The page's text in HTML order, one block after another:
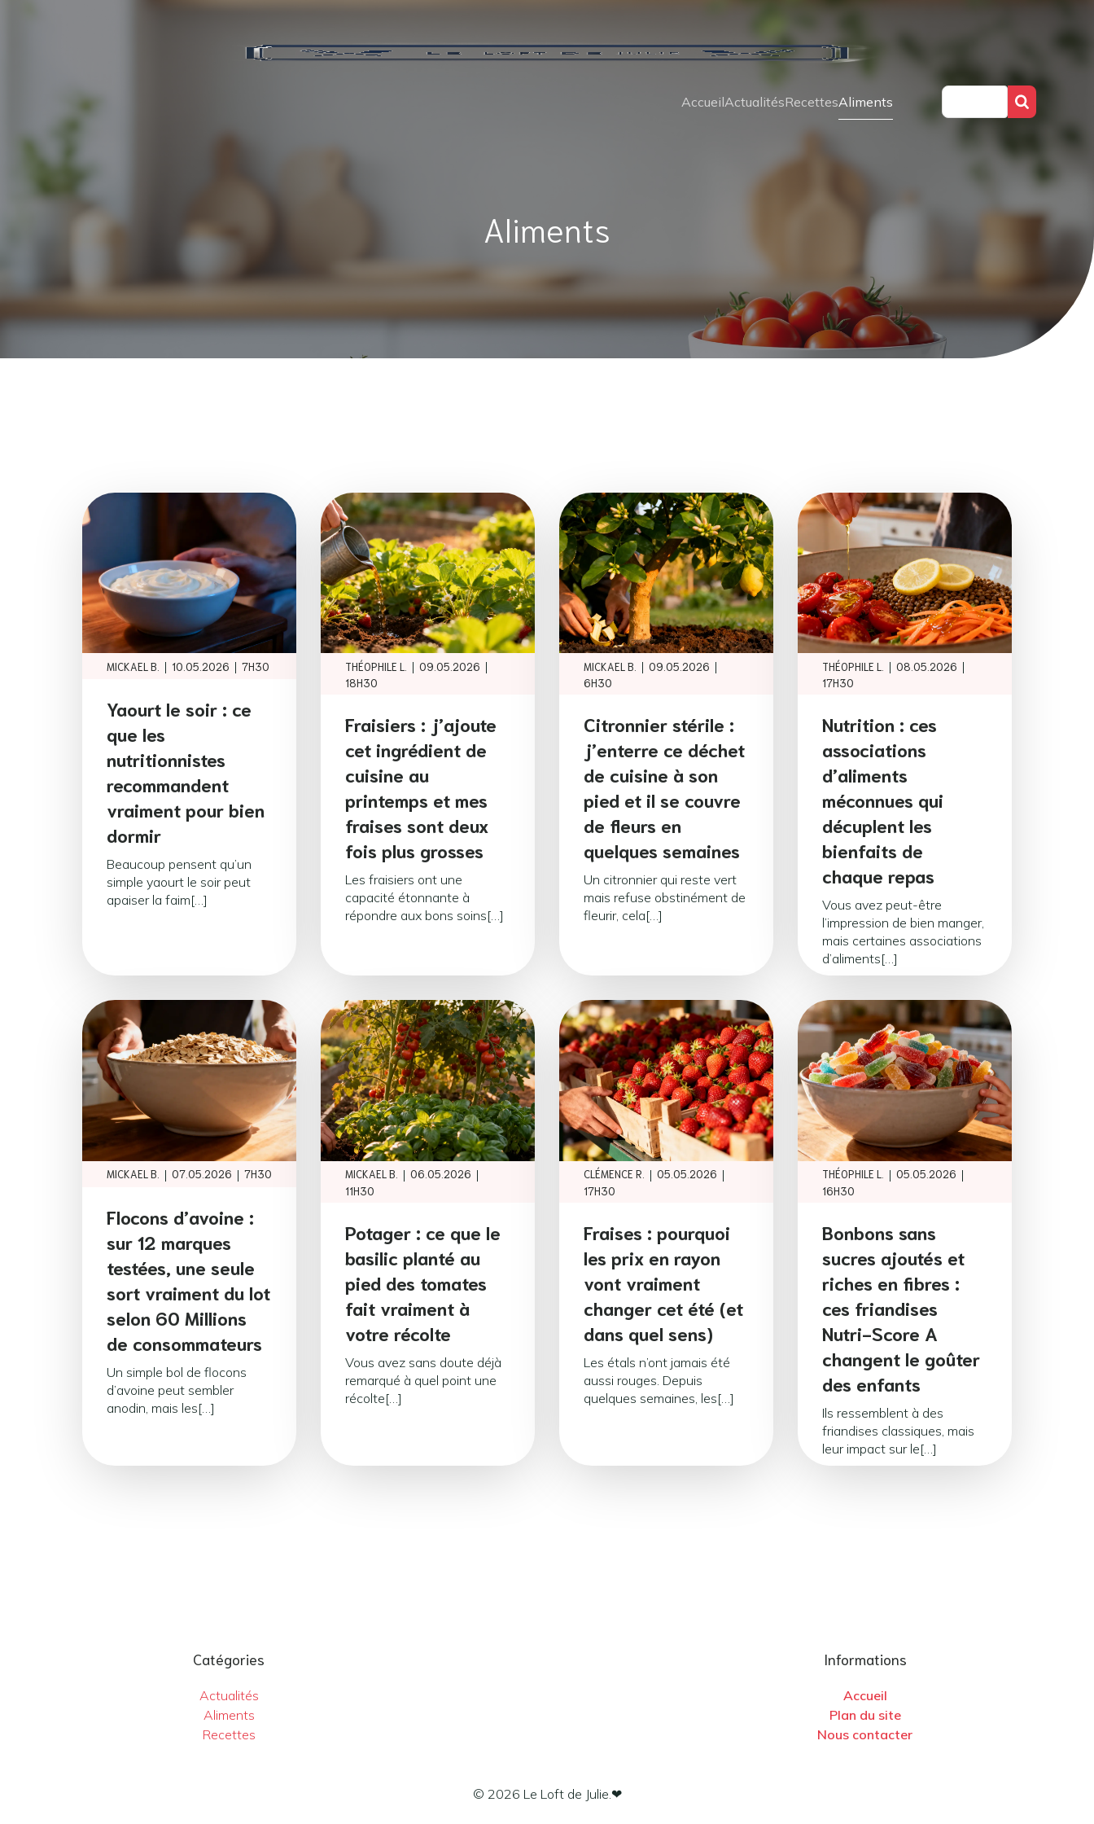
AccueilActualitésRecettesAliments
Aliments
MICKAEL B. | 10.05.2026 | 7H30
Yaourt le soir : ce
que les
nutritionnistes
recommandent
vraiment pour bien
dormir
Beaucoup pensent qu’un
simple yaourt le soir peut
apaiser la faim[…]
THÉOPHILE L. | 09.05.2026 |
18H30
Fraisiers : j’ajoute
cet ingrédient de
cuisine au
printemps et mes
fraises sont deux
fois plus grosses
Les fraisiers ont une
capacité étonnante à
répondre aux bons soins[…]
MICKAEL B. | 09.05.2026 |
6H30
Citronnier stérile :
j’enterre ce déchet
de cuisine à son
pied et il se couvre
de fleurs en
quelques semaines
Un citronnier qui reste vert
mais refuse obstinément de
fleurir, cela[…]
THÉOPHILE L. | 08.05.2026 |
17H30
Nutrition : ces
associations
d’aliments
méconnues qui
décuplent les
bienfaits de
chaque repas
Vous avez peut-être
l’impression de bien manger,
mais certaines associations
d’aliments[…]
MICKAEL B. | 07.05.2026 | 7H30
Flocons d’avoine :
sur 12 marques
testées, une seule
sort vraiment du lot
selon 60 Millions
de consommateurs
Un simple bol de flocons
d’avoine peut sembler
anodin, mais les[…]
MICKAEL B. | 06.05.2026 |
11H30
Potager : ce que le
basilic planté au
pied des tomates
fait vraiment à
votre récolte
Vous avez sans doute déjà
remarqué à quel point une
récolte[…]
CLÉMENCE R. | 05.05.2026 |
17H30
Fraises : pourquoi
les prix en rayon
vont vraiment
changer cet été (et
dans quel sens)
Les étals n’ont jamais été
aussi rouges. Depuis
quelques semaines, les[…]
THÉOPHILE L. | 05.05.2026 |
16H30
Bonbons sans
sucres ajoutés et
riches en fibres :
ces friandises
Nutri-Score A
changent le goûter
des enfants
Ils ressemblent à des
friandises classiques, mais
leur impact sur le[…]
Catégories
Actualités
Aliments
Recettes
Informations
Accueil
Plan du site
Nous contacter
© 2026 Le Loft de Julie.❤